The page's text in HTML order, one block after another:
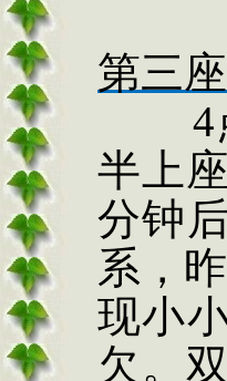
第三座
4
半上
分钟
系，
现小
欠。